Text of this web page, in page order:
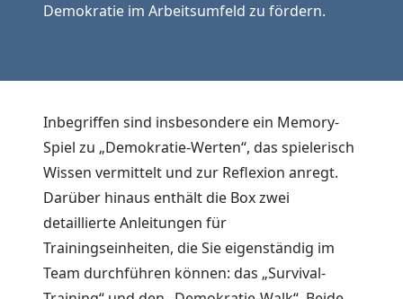
Demokratie im Arbeitsumfeld zu fördern.
Inbegriffen sind insbesondere ein Memory-
Spiel zu „Demokratie-Werten“, das spielerisch
Wissen vermittelt und zur Reflexion anregt.
Darüber hinaus enthält die Box zwei
detaillierte Anleitungen für
Trainingseinheiten, die Sie eigenständig im
Team durchführen können: das „Survival-